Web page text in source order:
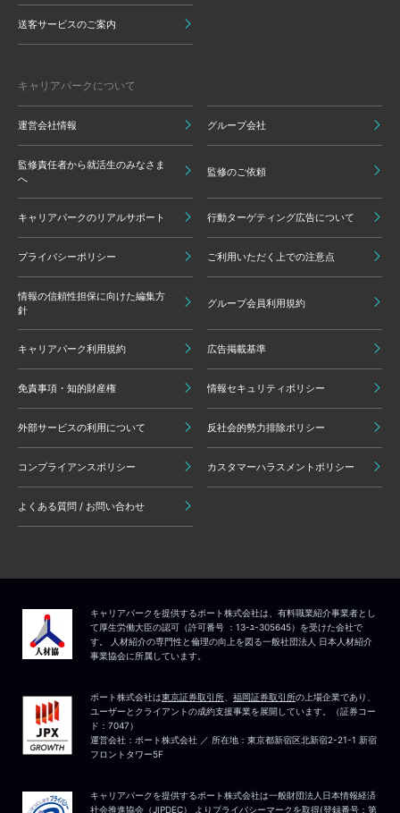
送客サービスのご案内
キャリアパークについて
運営会社情報 グループ会社
監修責任者から就活生のみなさま
へ
監修のご依頼
キャリアパークのリアルサポート 行動ターゲティング広告について
プライバシーポリシー ご利用いただく上での注意点
情報の信頼性担保に向けた編集方
針
グループ会員利用規約
キャリアパーク利用規約 広告掲載基準
免責事項・知的財産権 情報セキュリティポリシー
外部サービスの利用について 反社会的勢力排除ポリシー
コンプライアンスポリシー カスタマーハラスメントポリシー
よくある質問 / お問い合わせ